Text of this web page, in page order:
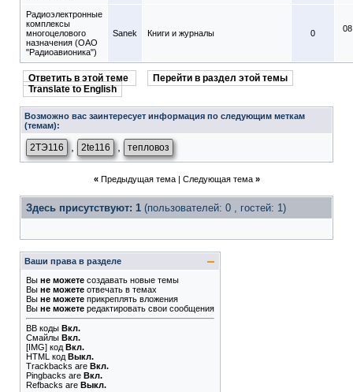
Радиоэлектронные
комплексы
многоцелового
назначения (ОАО
"Радиоавионика")
Sanek Книги и журналы 0
Ответить в этой теме
Перейти в раздел этой темы
Translate to English
Возможно вас заинтересует информация по следующим меткам
(темам):
2ТЭ116 2te116 тепловоз
« Предыдущая тема| Следующая тема »
Здесь присутствуют: 1 (пользователей: 0 , гостей: 1)
Ваши права в разделе
Вы не можете создавать новые темы
Вы не можете отвечать в темах
Вы не можете прикреплять вложения
Вы не можете редактировать свои сообщения
BB коды Вкл.
Смайлы Вкл.
[IMG] код Вкл.
HTML код Выкл.
Trackbacks are Вкл.
Pingbacks are Вкл.
Refbacks are Выкл.